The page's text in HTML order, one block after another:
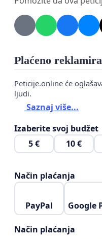
potpišite ovu peticiju.
dostavljeni
razmatranje.
Plaćeno
Peticije.online će
ljudi.
Saznaj više...
Izaberite svoj budžet
5 €
10 €
Način plaćanja
PayPal Google
Način plaćanja